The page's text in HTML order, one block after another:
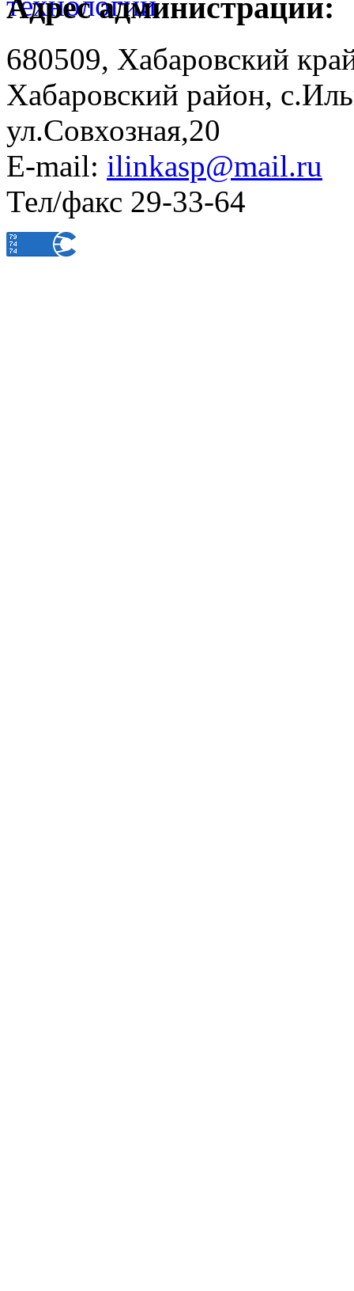
Адрес администрации:
680509, Хабаровский
Хабаровский район,
ул.Совхозная,20
E-mail: ilinkasp@mail.ru
Тел/факс 29-33-64